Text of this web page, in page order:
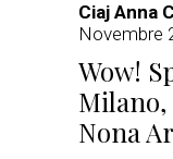
Ciaj Anna
Novembre
Wow!
Nona